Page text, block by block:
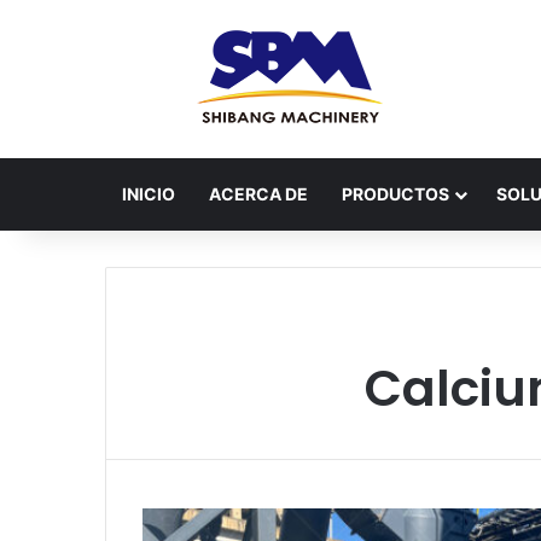
INICIO ACERCA DE PRODUCTOS